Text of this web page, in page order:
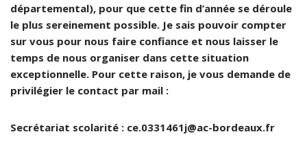
départemental), pour que cette fin d’année se déroule
le plus sereinement possible. Je sais pouvoir compter
sur vous pour nous faire confiance et nous laisser le
temps de nous organiser dans cette situation
exceptionnelle. Pour cette raison, je vous demande de
privilégier le contact par mail :
Secrétariat scolarité : ce.0331461j@ac-bordeaux.fr